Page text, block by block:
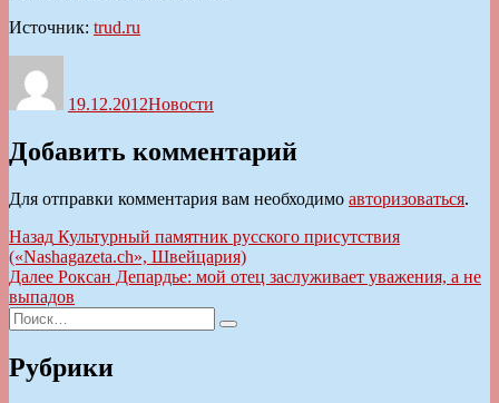
Источник: trud.ru
19.12.2012Новости
Добавить комментарий
Для отправки комментария вам необходимо авторизоваться.
Навигация
по
записям
Назад Предыдущая
запись:
Культурный памятник русского присутствия
(«Nashagazeta.ch», Швейцария)
Далее Следующая
запись:
Роксан Депардье: мой отец заслуживает уважения, а не
выпадов
Искать:
Поиск
Рубрики